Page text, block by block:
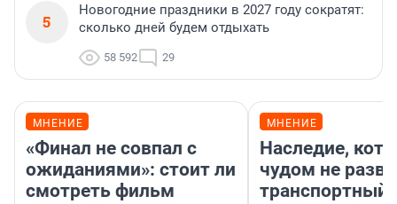
5
Новогодние праздники в 2027 году сократят:
сколько дней будем отдыхать
58 592 29
МНЕНИЕ
«Финал не совпал с
ожиданиями»: стоит ли
смотреть фильм
МНЕНИЕ
Наследие,
чудом не
транспортный